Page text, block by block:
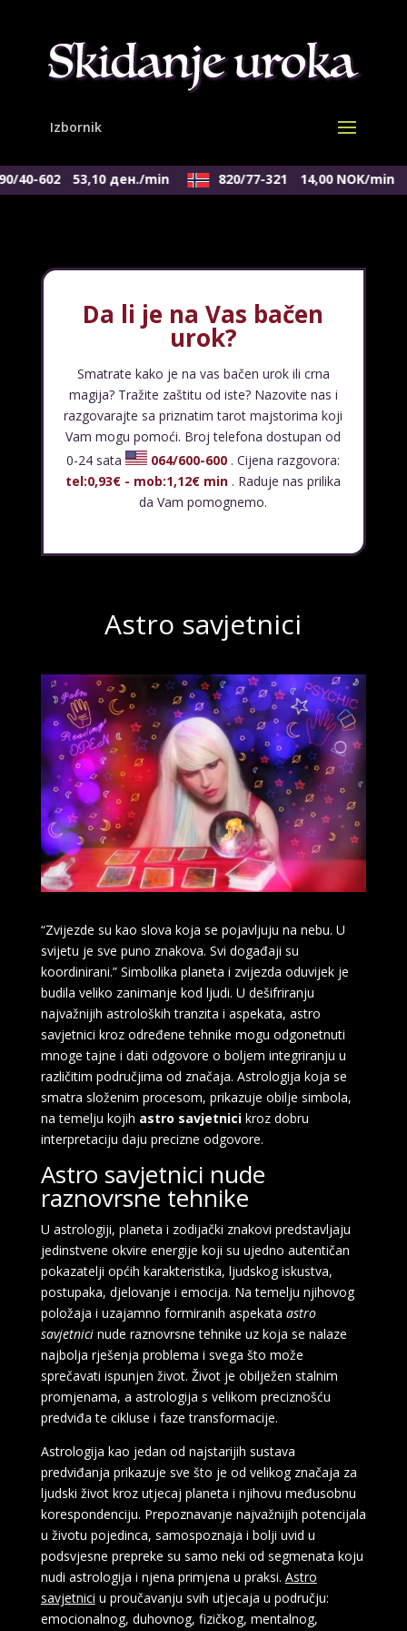
40-602 53,10 ден./min 820/77-321 14,00 NOK/min
Da li je na Vas bačen
urok?
Smatrate kako je na vas bačen urok ili crna
magija? Tražite zaštitu od iste? Nazovite nas i
razgovarajte sa priznatim tarot majstorima koji
Vam mogu pomoći. Broj telefona dostupan od
0-24 sata
064/600-600 . Cijena razgovora:
tel:0,93€ - mob:1,12€ min . Raduje nas prilika
da Vam pomognemo.
Astro savjetnici
“Zvijezde su kao slova koja se pojavljuju na nebu. U
svijetu je sve puno znakova. Svi događaji su
koordinirani.” Simbolika planeta i zvijezda oduvijek je
budila veliko zanimanje kod ljudi. U dešifriranju
najvažnijih astroloških tranzita i aspekata, astro
savjetnici kroz određene tehnike mogu odgonetnuti
mnoge tajne i dati odgovore o boljem integriranju u
različitim područjima od značaja. Astrologija koja se
smatra složenim procesom, prikazuje obilje simbola,
na temelju kojih astro savjetnicikroz dobru
interpretaciju daju precizne odgovore.
Astro savjetnici nude
raznovrsne tehnike
U astrologiji, planeta i zodijački znakovi predstavljaju
jedinstvene okvire energije koji su ujedno autentičan
pokazatelji općih karakteristika, ljudskog iskustva,
postupaka, djelovanje i emocija. Na temelju njihovog
položaja i uzajamno formiranih aspekata astro
savjetnicinude raznovrsne tehnike uz koja se nalaze
najbolja rješenja problema i svega što može
sprečavati ispunjen život. Život je obilježen stalnim
promjenama, a astrologija s velikom preciznošću
predviđa te cikluse i faze transformacije.
Astrologija kao jedan od najstarijih sustava
predviđanja prikazuje sve što je od velikog značaja za
ljudski život kroz utjecaj planeta i njihovu međusobnu
korespondenciju. Prepoznavanje najvažnijih potencijala
u životu pojedinca, samospoznaja i bolji uvid u
podsvjesne prepreke su samo neki od segmenata koju
nudi astrologija i njena primjena u praksi. Astro
savjetnici u proučavanju svih utjecaja u području:
emocionalnog, duhovnog, fizičkog, mentalnog,